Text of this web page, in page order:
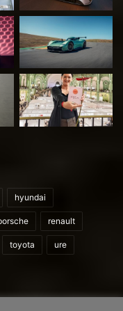
hyundai
renault
toyota ure